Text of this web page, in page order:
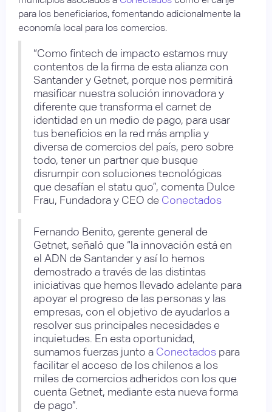
para los beneficiarios, fomentando adicionalmente la
economía local para los comercios.
“Como fintech de impacto estamos muy
contentos de la firma de esta alianza con
Santander y Getnet, porque nos permitirá
masificar nuestra solución innovadora y
diferente que transforma el carnet de
identidad en un medio de pago, para usar
tus beneficios en la red más amplia y
diversa de comercios del país, pero sobre
todo, tener un partner que busque
disrumpir con soluciones tecnológicas
que desafían el statu quo”, comenta Dulce
Frau, Fundadora y CEO de Conectados
Fernando Benito, gerente general de
Getnet, señaló que “la innovación está en
el ADN de Santander y así lo hemos
demostrado a través de las distintas
iniciativas que hemos llevado adelante para
apoyar el progreso de las personas y las
empresas, con el objetivo de ayudarlos a
resolver sus principales necesidades e
inquietudes. En esta oportunidad,
sumamos fuerzas junto a Conectados para
facilitar el acceso de los chilenos a los
miles de comercios adheridos con los que
cuenta Getnet, mediante esta nueva forma
de pago”.